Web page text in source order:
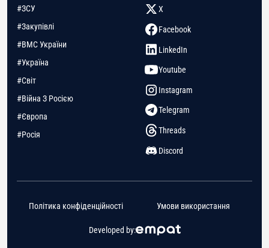
#ЗСУ
#Закупівлі
#ВМС України
#Україна
#Світ
#Війна З Росією
#Європа
#Росія
X
Facebook
LinkedIn
Youtube
Instagram
Telegram
Threads
Discord
Developed by:
Політика конфіденційності Умови використання